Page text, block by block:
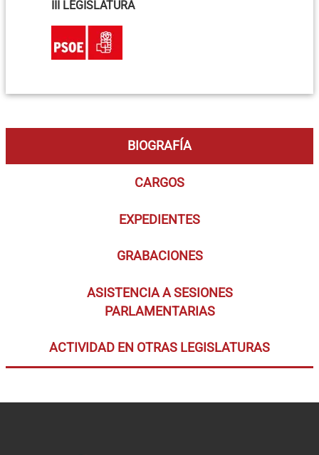
III LEGISLATURA
BIOGRAFÍA
CARGOS
EXPEDIENTES
GRABACIONES
ASISTENCIA A SESIONES
PARLAMENTARIAS
ACTIVIDAD EN OTRAS LEGISLATURAS